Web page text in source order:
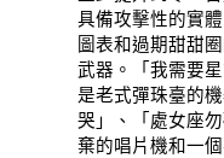
具備攻擊性的實
圖表和過期甜甜
武器。「我需要
是老式彈珠臺的
哭」、「處女座
棄的唱片機和一